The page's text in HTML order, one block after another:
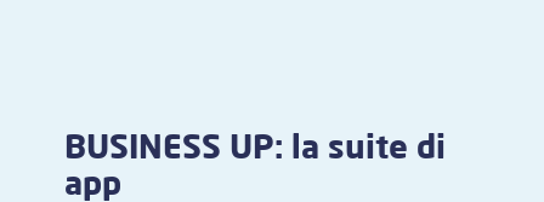
BUSINESS UP: la suite di
app